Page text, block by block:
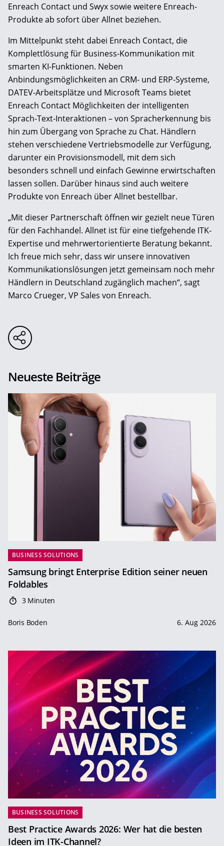
Enreach Contact und Swyx sowie weitere Enreach-
Produkte ab sofort über Allnet beziehen.
Im Mittelpunkt steht dabei Enreach Contact, die
Komplettlösung für Business-Kommunikation mit
smarten KI-Funktionen. Neben
Anbindungsmöglichkeiten an CRM- und ERP-Systeme,
DATEV-Arbeitsplätze und Microsoft Teams bietet
Enreach Contact Möglichkeiten der intelligenten
Sprach-Text-Interaktionen – von Spracherkennung bis
hin zum Übergang von Sprache zu Chat. Händlern
stehen verschiedene Vertriebsmodelle zur Verfügung,
darunter ein Provisionsmodell, mit dem sich
besonders schnell und einfach Gewinne erwirtschaften
lassen sollen. Darüber hinaus sind auch weitere
Produkte von Enreach über Allnet bestellbar.
„Mit dieser Partnerschaft öffnen wir gezielt neue Türen
für den Fachhandel. Allnet ist für eine tiefgehende ITK-
Expertise und mehrwertorientierte Beratung bekannt.
Ich freue mich sehr, dass wir unsere innovativen
Kommunikationslösungen jetzt gemeinsam noch mehr
Händlern in Deutschland zugänglich machen“, sagt
Marco Crueger, VP Sales von Enreach.
Neueste Beiträge
BUSINESS SOLUTIONS
Samsung bringt Enterprise Edition seiner neuen
Foldables
3 Minuten
Boris Boden 6. Aug 2026
BUSINESS SOLUTIONS
Best Practice Awards 2026: Wer hat die besten
Ideen im ITK-Channel?